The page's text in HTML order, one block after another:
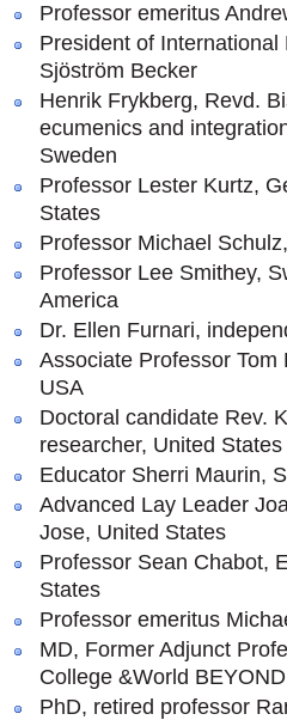
Professor emeritus
President of
Sjöström Becker
Henrik Frykberg, Revd.
ecumenics and
Sweden
Professor Lester Kurtz,
States
Professor Michael
Professor Lee Smithey,
America
Dr. Ellen Furnari,
Associate Professor
USA
Doctoral candidate Rev.
researcher, United States
Educator Sherri Maurin,
Advanced Lay Leader
Jose, United States
Professor Sean Chabot,
States
Professor emeritus
MD, Former Adjunct
College &World
PhD, retired professor